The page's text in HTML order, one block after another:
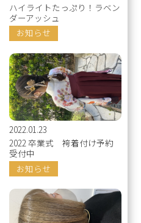
ハイライトたっぷり！ラベン
ダーアッシュ
お知らせ
2022.01.23
2022 卒業式 袴着付け予約
受付中
お知らせ